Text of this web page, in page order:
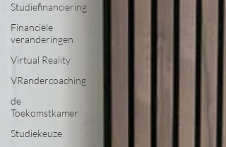
Studiefinanciering
Financiële
veranderingen
Virtual Reality
VRandercoaching
de
Toekomstkamer
Studiekeuze